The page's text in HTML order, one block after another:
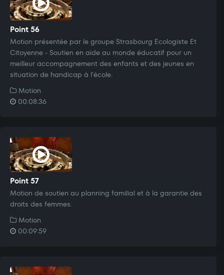
Point 56
Motion présentée par le groupe Strasbourg Ecologiste Et
Citoyenne - Soutien en aide au monde éducatif pour un
meilleur accompagnement des enfants et des jeunes en
situation de handicap à l'école.
Motion
00:08:36
Point 57
Motion de soutien au planning familial et à la garantie des
droits des femmes.
Motion
00:09:59